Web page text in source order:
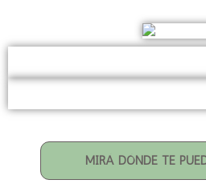
MIRÁ DÓNDE TE